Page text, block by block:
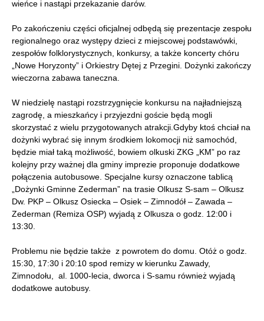
wieńce i nastąpi przekazanie darów.
Po zakończeniu części oficjalnej odbędą się prezentacje zespołu
regionalnego oraz występy dzieci z miejscowej podstawówki,
zespołów folklorystycznych, konkursy, a także koncerty chóru
„Nowe Horyzonty” i Orkiestry Dętej z Przegini. Dożynki zakończy
wieczorna zabawa taneczna.
W niedzielę nastąpi rozstrzygnięcie konkursu na najładniejszą
zagrodę, a mieszkańcy i przyjezdni goście będą mogli
skorzystać z wielu przygotowanych atrakcji.Gdyby ktoś chciał na
dożynki wybrać się innym środkiem lokomocji niż samochód,
będzie miał taką możliwość, bowiem olkuski ZKG „KM” po raz
kolejny przy ważnej dla gminy imprezie proponuje dodatkowe
połączenia autobusowe. Specjalne kursy oznaczone tablicą
„Dożynki Gminne Zederman” na trasie Olkusz S-sam – Olkusz
Dw. PKP – Olkusz Osiecka – Osiek – Zimnodół – Zawada –
Zederman (Remiza OSP) wyjadą z Olkusza o godz. 12:00 i
13:30.
Problemu nie będzie także z powrotem do domu. Otóż o godz.
15:30, 17:30 i 20:10 spod remizy w kierunku Zawady,
Zimnodołu, al. 1000-lecia, dworca i S-samu również wyjadą
dodatkowe autobusy.